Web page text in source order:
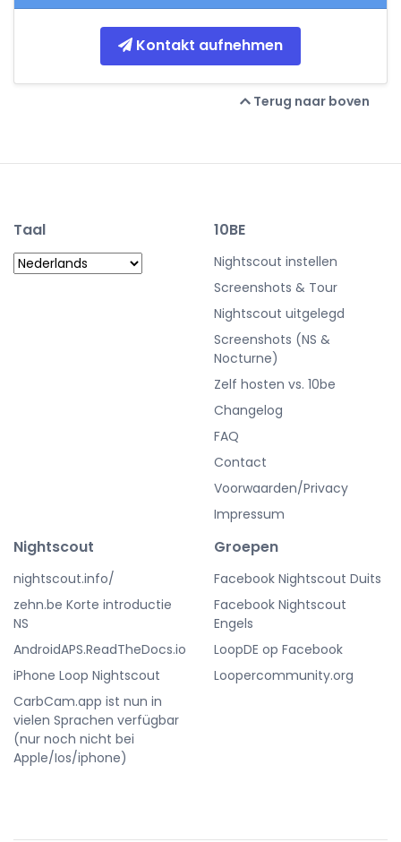
Kontakt aufnehmen
Terug naar boven
Taal 10BE
Nightscout instellen
Screenshots & Tour
Nightscout uitgelegd
Screenshots (NS &
Nocturne)
Zelf hosten vs. 10be
Changelog
FAQ
Contact
Voorwaarden/Privacy
Impressum
Nightscout
nightscout.info/
zehn.be Korte introductie
NS
AndroidAPS.ReadTheDocs.io
iPhone Loop Nightscout
CarbCam.app ist nun in
vielen Sprachen verfügbar
(nur noch nicht bei
Apple/Ios/iphone)
Groepen
Facebook Nightscout Duits
Facebook Nightscout
Engels
LoopDE op Facebook
Loopercommunity.org